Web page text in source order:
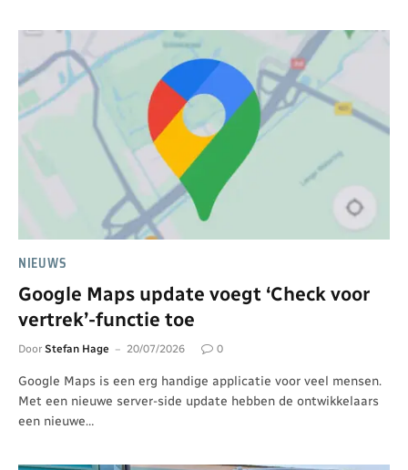
NIEUWS
Google Maps update voegt ‘Check voor
vertrek’-functie toe
Door Stefan Hage 20/07/2026 0
Google Maps is een erg handige applicatie voor veel mensen.
Met een nieuwe server-side update hebben de ontwikkelaars
een nieuwe…